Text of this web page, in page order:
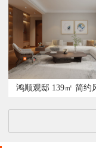
鸿顺观邸 139㎡ 简约